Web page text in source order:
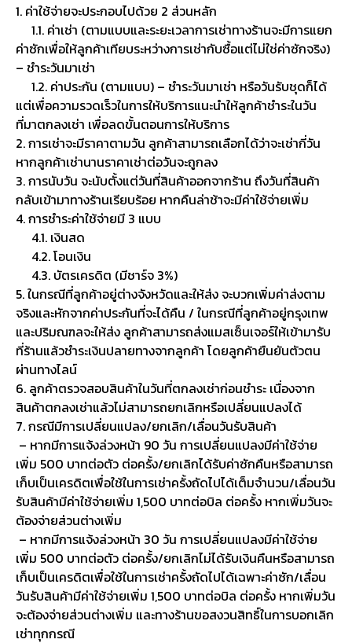
1. ค่าใช้จ่ายจะประกอบไปด้วย 2 ส่วนหลัก
1.1. ค่าเช่า (ตามแบบและระยะเวลาการเช่าทางร้านจะมีการแยก
ค่าซักเพื่อให้ลูกค้าเทียบระหว่างการเช่ากับซื้อแต่ไม่ใช่ค่าซักจริง)
– ชำระวันมาเช่า
1.2. ค่าประกัน (ตามแบบ) – ชำระวันมาเช่า หรือวันรับชุดก็ได้
แต่เพื่อความรวดเร็วในการให้บริการแนะนำให้ลูกค้าชำระในวัน
ที่มาตกลงเช่า เพื่อลดขั้นตอนการให้บริการ
2. การเช่าจะมีราคาตามวัน ลูกค้าสามารถเลือกได้ว่าจะเช่ากี่วัน
หากลูกค้าเช่านานราคาเช่าต่อวันจะถูกลง
3. การนับวัน จะนับตั้งแต่วันที่สินค้าออกจากร้าน ถึงวันที่สินค้า
กลับเข้ามาทางร้านเรียบร้อย หากคืนล่าช้าจะมีค่าใช้จ่ายเพิ่ม
4. การชำระค่าใช้จ่ายมี 3 แบบ
4.1. เงินสด
4.2. โอนเงิน
4.3. บัตรเครดิต (มีชาร์จ 3%)
5. ในกรณีที่ลูกค้าอยู่ต่างจังหวัดและให้ส่ง จะบวกเพิ่มค่าส่งตาม
จริงและหักจากค่าประกันที่จะได้คืน / ในกรณีที่ลูกค้าอยู่กรุงเทพ
และปริมณฑลจะให้ส่ง ลูกค้าสามารถส่งแมสเซ็นเจอร์ให้เข้ามารับ
ที่ร้านแล้วชำระเงินปลายทางจากลูกค้า โดยลูกค้ายืนยันตัวตน
ผ่านทางไลน์
6. ลูกค้าตรวจสอบสินค้าในวันที่ตกลงเช่าก่อนชำระ เนื่องจาก
สินค้าตกลงเช่าแล้วไม่สามารถยกเลิกหรือเปลี่ยนแปลงได้
7. กรณีมีการเปลี่ยนแปลง/ยกเลิก/เลื่อนวันรับสินค้า
– หากมีการแจ้งล่วงหน้า 90 วัน การเปลี่ยนแปลงมีค่าใช้จ่าย
เพิ่ม 500 บาทต่อตัว ต่อครั้ง/ยกเลิกได้รับค่าซักคืนหรือสามารถ
เก็บเป็นเครดิตเพื่อใช้ในการเช่าครั้งถัดไปได้เต็มจำนวน/เลื่อนวัน
รับสินค้ามีค่าใช้จ่ายเพิ่ม 1,500 บาทต่อบิล ต่อครั้ง หากเพิ่มวันจะ
ต้องจ่ายส่วนต่างเพิ่ม
– หากมีการแจ้งล่วงหน้า 30 วัน การเปลี่ยนแปลงมีค่าใช้จ่าย
เพิ่ม 500 บาทต่อตัว ต่อครั้ง/ยกเลิกไม่ได้รับเงินคืนหรือสามารถ
เก็บเป็นเครดิตเพื่อใช้ในการเช่าครั้งถัดไปได้เฉพาะค่าซัก/เลื่อน
วันรับสินค้ามีค่าใช้จ่ายเพิ่ม 1,500 บาทต่อบิล ต่อครั้ง หากเพิ่มวัน
จะต้องจ่ายส่วนต่างเพิ่ม และทางร้านขอสงวนสิทธิ์ในการบอกเลิก
เช่าทุกกรณี